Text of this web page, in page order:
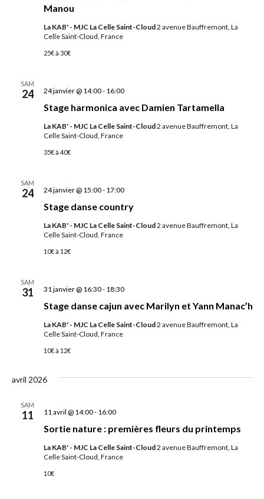
Manou
La KAB' - MJC La Celle Saint-Cloud2 avenue Bauffremont, La
Celle Saint-Cloud, France
25€ à 30€
SAM
24
Stage harmonica avec Damien Tartamella
24 janvier @ 14:00- 16:00
La KAB' - MJC La Celle Saint-Cloud2 avenue Bauffremont, La
Celle Saint-Cloud, France
35€ à 40€
SAM
24
Stage danse country
24 janvier @ 15:00- 17:00
La KAB' - MJC La Celle Saint-Cloud2 avenue Bauffremont, La
Celle Saint-Cloud, France
10€ à 12€
SAM
31
Stage danse cajun avec Marilyn et Yann Manac’h
31 janvier @ 16:30- 18:30
La KAB' - MJC La Celle Saint-Cloud2 avenue Bauffremont, La
Celle Saint-Cloud, France
10€ à 12€
avril 2026
SAM
11
Sortie nature : premières fleurs du printemps
11 avril @ 14:00- 16:00
La KAB' - MJC La Celle Saint-Cloud2 avenue Bauffremont, La
Celle Saint-Cloud, France
10€